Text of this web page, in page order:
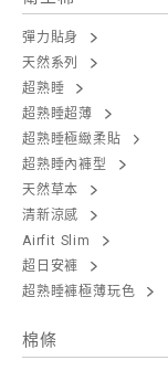
彈力貼身
天然系列
超熟睡
超熟睡超薄
超熟睡極緻柔貼
超熟睡內褲型
天然草本
清新涼感
Airfit Slim
超日安褲
超熟睡褲極薄玩色
棉條